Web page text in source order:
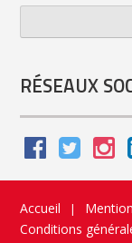
RÉSEAUX
Accueil |
Conditions